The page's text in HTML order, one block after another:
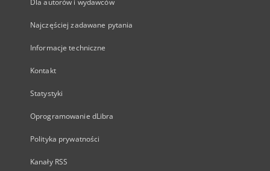
Dla autorów i wydawców
Najczęściej zadawane pytania
Informacje techniczne
Kontakt
Statystyki
Oprogramowanie dLibra
Polityka prywatności
Kanały RSS